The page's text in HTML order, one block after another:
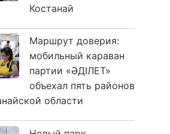
Костанай
Маршрут доверия:
мобильный караван
партии «ӘДІЛЕТ»
объехал пять районов
области